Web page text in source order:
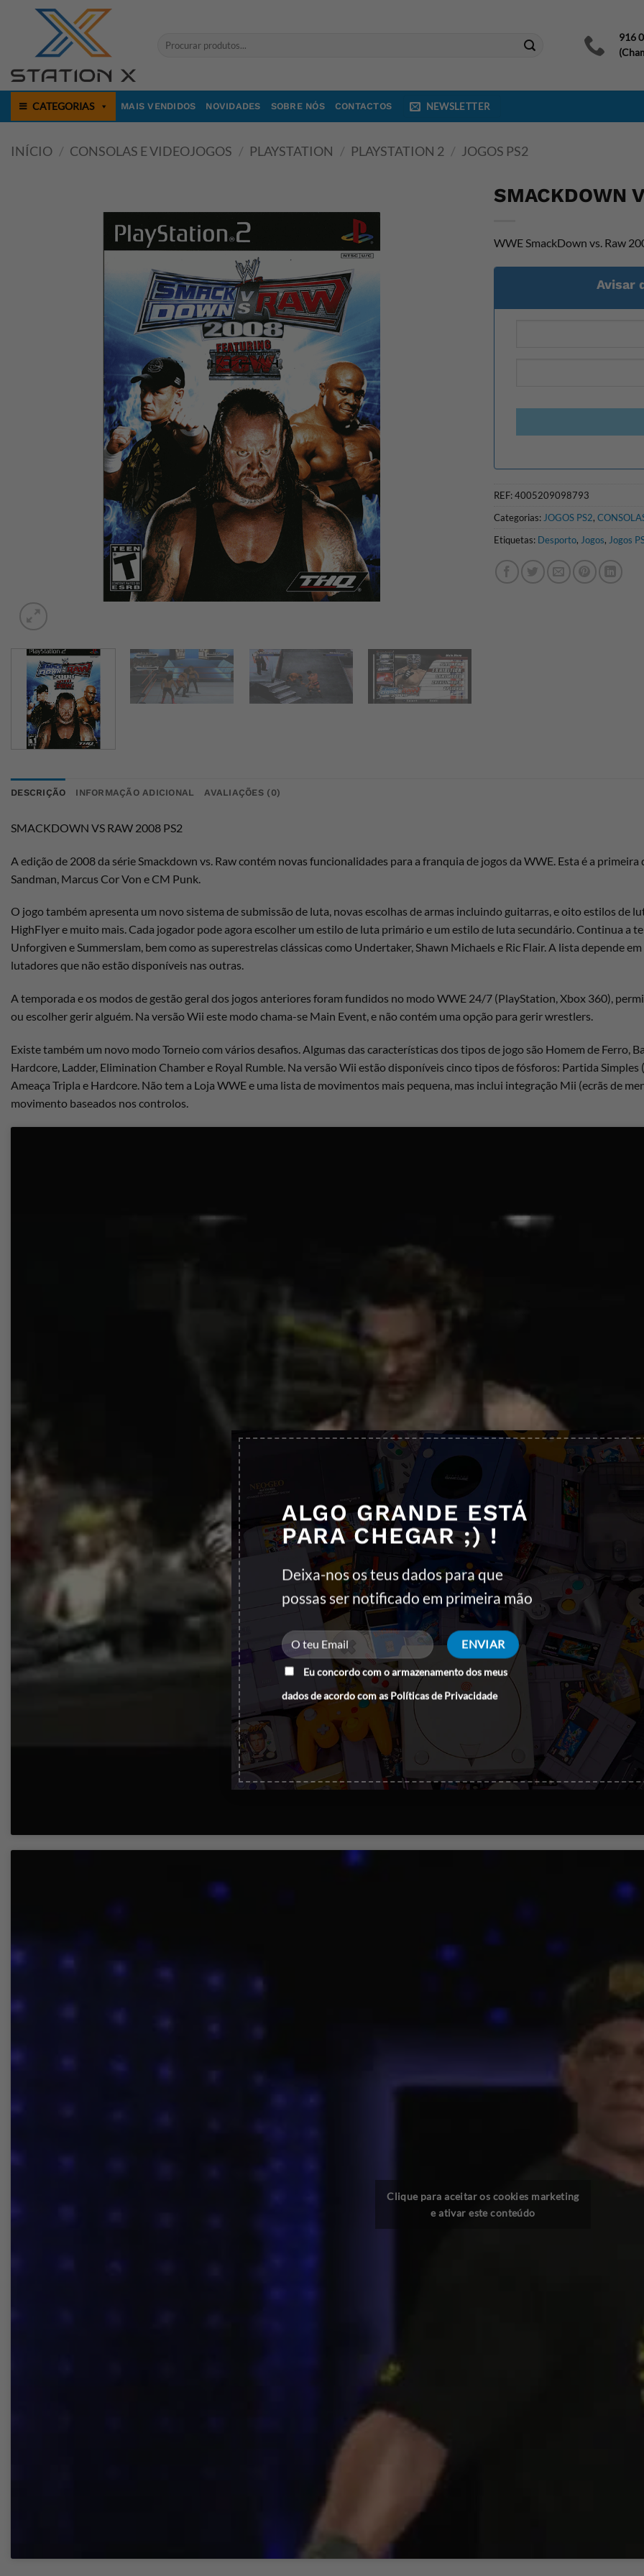
ALGO GRANDE ESTÁ
PARA CHEGAR ;) !
Deixa-nos os teus dados para que
possas ser notificado em primeira mão
Eu concordo com o armazenamento dos meus
dados de acordo com as Políticas de Privacidade
Pesquisar
916
CATEGORIAS MAIS VENDIDOS NOVIDADES SOBRE NÓS CONTACTOS NEWSLETTER
INÍCIO / CONSOLAS E VIDEOJOGOS / PLAYSTATION / PLAYSTATION 2 / JOGOS PS2
SMACKDOWN
WWE SmackDown vs. Raw
Avisar
REF:4005209098793
Categorias: JOGOS PS2,
Etiquetas: Desporto, Jogos, Jogos
DESCRIÇÃO INFORMAÇÃO ADICIONAL AVALIAÇÕES (0)
SMACKDOWN VS RAW 2008 PS2
A edição de 2008 da série Smackdown vs. Raw contém novas funcionalidades para a franquia de jogos da WWE. Esta é a
Sandman, Marcus Cor Von e CM Punk.
O jogo também apresenta um novo sistema de submissão de luta, novas escolhas de armas incluindo guitarras, e oito estilos de
HighFlyer e muito mais. Cada jogador pode agora escolher um estilo de luta primário e um estilo de luta secundário. Continua a
Unforgiven e Summerslam, bem como as superestrelas clássicas como Undertaker, Shawn Michaels e Ric Flair. A lista depende
lutadores que não estão disponíveis nas outras.
A temporada e os modos de gestão geral dos jogos anteriores foram fundidos no modo WWE 24/7 (PlayStation, Xbox 360),
ou escolher gerir alguém. Na versão Wii este modo chama-se Main Event, e não contém uma opção para gerir wrestlers.
Existe também um novo modo Torneio com vários desafios. Algumas das características dos tipos de jogo são Homem de Ferro,
Hardcore, Ladder, Elimination Chamber e Royal Rumble. Na versão Wii estão disponíveis cinco tipos de fósforos: Partida
Ameaça Tripla e Hardcore. Não tem a Loja WWE e uma lista de movimentos mais pequena, mas inclui integração Mii (ecrãs de
movimento baseados nos controlos.
Clique para aceitar os cookies marketing
e ativar este conteúdo
Clique para aceitar os cookies marketing
e ativar este conteúdo